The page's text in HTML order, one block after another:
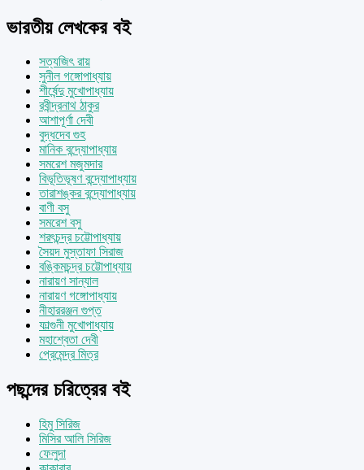
ভারতীয় লেখকের বই
সত্যজিৎ রায়
সুনীল গঙ্গোপাধ্যায়
শীর্ষেন্দু মুখোপাধ্যায়
রবীন্দ্রনাথ ঠাকুর
আশাপূর্ণা দেবী
বুদ্ধদেব গুহ
মানিক বন্দ্যোপাধ্যায়
সমরেশ মজুমদার
বিভূতিভূষণ বন্দ্যোপাধ্যায়
তারাশঙ্কর বন্দ্যোপাধ্যায়
বাণী বসু
সমরেশ বসু
শরৎচন্দ্র চট্টোপাধ্যায়
সৈয়দ মুস্তাফা সিরাজ
বঙ্কিমচন্দ্র চট্টোপাধ্যায়
নারায়ণ সান্যাল
নারায়ণ গঙ্গোপাধ্যায়
নীহাররঞ্জন গুপ্ত
ফাল্গুনী মুখোপাধ্যায়
মহাশ্বেতা দেবী
প্রেমেন্দ্র মিত্র
পছন্দের চরিত্রের বই
হিমু সিরিজ
মিসির আলি সিরিজ
ফেলুদা